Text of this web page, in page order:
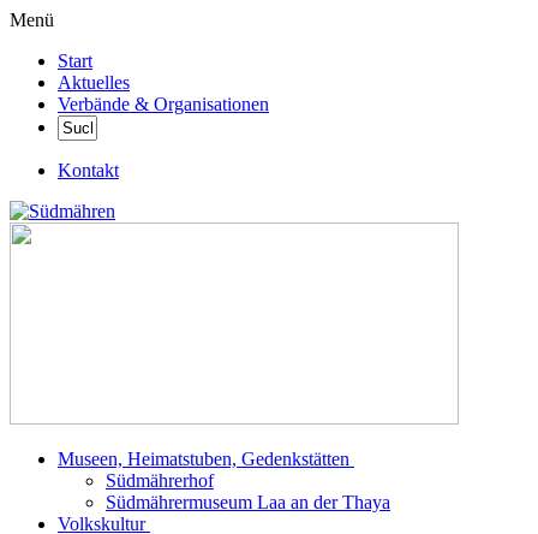
Menü
Start
Aktuelles
Verbände & Organisationen
Kontakt
Museen, Heimatstuben, Gedenkstätten
Südmährerhof
Südmährermuseum Laa an der Thaya
Volkskultur